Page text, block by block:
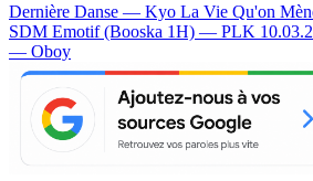
Dernière Danse — Kyo La Vie Qu'on
SDM Emotif (Booska 1H) — PLK
— Oboy